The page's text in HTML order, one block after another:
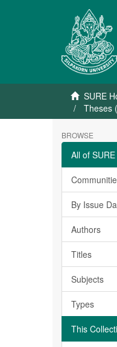
SURE
Theses
BROWSE
All of SURE
By Issue
Authors
Titles
Subjects
Types
This